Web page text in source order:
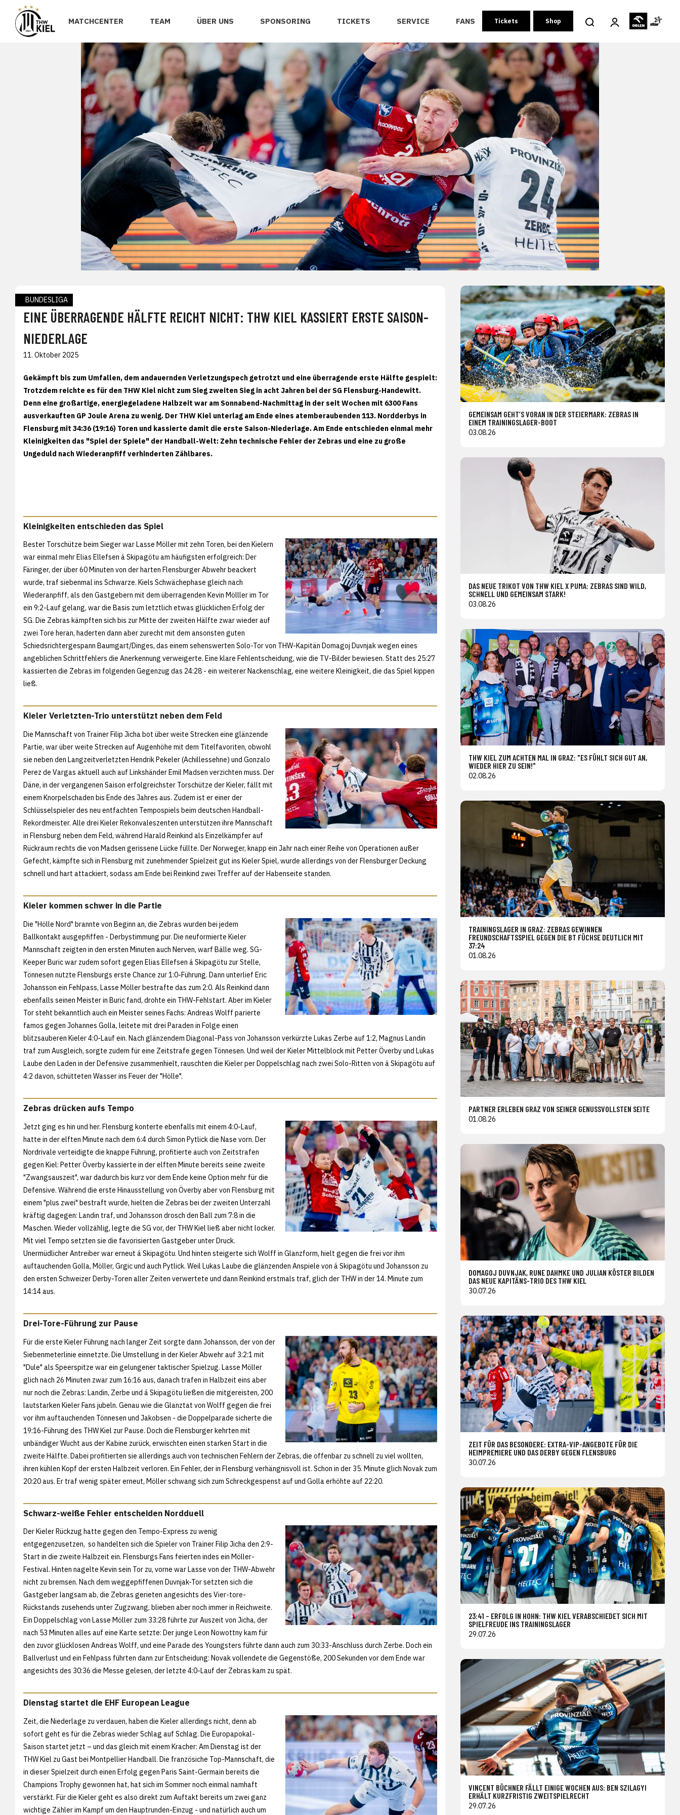
MATCHCENTER TEAM ÜBER UNS SPONSORING TICKETS SERVICE FANS Tickets Shop
BUNDESLIGA
EINE ÜBERRAGENDE HÄLFTE REICHT NICHT: THW KIEL KASSIERT ERSTE SAISON-
NIEDERLAGE
11. Oktober 2025
Gekämpft bis zum Umfallen, dem andauernden Verletzungspech getrotzt und eine überragende erste Hälfte gespielt:
Trotzdem reichte es für den THW Kiel nicht zum Sieg zweiten Sieg in acht Jahren bei der SG Flensburg-Handewitt.
Denn eine großartige, energiegeladene Halbzeit war am Sonnabend-Nachmittag in der seit Wochen mit 6300 Fans
ausverkauften GP Joule Arena zu wenig. Der THW Kiel unterlag am Ende eines atemberaubenden 113. Nordderbys in
Flensburg mit 34:36 (19:16) Toren und kassierte damit die erste Saison-Niederlage. Am Ende entschieden einmal mehr
Kleinigkeiten das "Spiel der Spiele" der Handball-Welt: Zehn technische Fehler der Zebras und eine zu große
Ungeduld nach Wiederanpfiff verhinderten Zählbares.
Kleinigkeiten entschieden das Spiel
Bester Torschütze beim Sieger war Lasse Möller mit zehn Toren, bei den Kielern
war einmal mehr Elias Ellefsen á Skipagötu am häufigsten erfolgreich: Der
Färinger, der über 60 Minuten von der harten Flensburger Abwehr beackert
wurde, traf siebenmal ins Schwarze. Kiels Schwächephase gleich nach
Wiederanpfiff, als den Gastgebern mit dem überragenden Kevin Mölller im Tor
ein 9:2-Lauf gelang, war die Basis zum letztlich etwas glücklichen Erfolg der
SG. Die Zebras kämpften sich bis zur Mitte der zweiten Hälfte zwar wieder auf
zwei Tore heran, haderten dann aber zurecht mit dem ansonsten guten
Schiedsrichtergespann Baumgart/Dinges, das einem sehenswerten Solo-Tor von THW-Kapitän Domagoj Duvnjak wegen eines
angeblichen Schrittfehlers die Anerkennung verweigerte. Eine klare Fehlentscheidung, wie die TV-Bilder bewiesen. Statt des 25:27
kassierten die Zebras im folgenden Gegenzug das 24:28 - ein weiterer Nackenschlag, eine weitere Kleinigkeit, die das Spiel kippen
ließ.
Kieler Verletzten-Trio unterstützt neben dem Feld
Die Mannschaft von Trainer Filip Jicha bot über weite Strecken eine glänzende
Partie, war über weite Strecken auf Augenhöhe mit dem Titelfavoriten, obwohl
sie neben den Langzeitverletzten Hendrik Pekeler (Achillessehne) und Gonzalo
Perez de Vargas aktuell auch auf Linkshänder Emil Madsen verzichten muss. Der
Däne, in der vergangenen Saison erfolgreichster Torschütze der Kieler, fällt mit
einem Knorpelschaden bis Ende des Jahres aus. Zudem ist er einer der
Schlüsselspieler des neu entfachten Tempospiels beim deutschen Handball-
Rekordmeister. Alle drei Kieler Rekonvaleszenten unterstützen ihre Mannschaft
in Flensburg neben dem Feld, während Harald Reinkind als Einzelkämpfer auf
Rückraum rechts die von Madsen gerissene Lücke füllte. Der Norweger, knapp ein Jahr nach einer Reihe von Operationen außer
Gefecht, kämpfte sich in Flensburg mit zunehmender Spielzeit gut ins Kieler Spiel, wurde allerdings von der Flensburger Deckung
schnell und hart attackiert, sodass am Ende bei Reinkind zwei Treffer auf der Habenseite standen.
Kieler kommen schwer in die Partie
Die "Hölle Nord" brannte von Beginn an, die Zebras wurden bei jedem
Ballkontakt ausgepfiffen - Derbystimmung pur. Die neuformierte Kieler
Mannschaft zeigten in den ersten Minuten auch Nerven, warf Bälle weg. SG-
Keeper Buric war zudem sofort gegen Elias Ellefsen á Skipagötu zur Stelle,
Tönnesen nutzte Flensburgs erste Chance zur 1:0-Führung. Dann unterlief Eric
Johansson ein Fehlpass, Lasse Möller bestrafte das zum 2:0. Als Reinkind dann
ebenfalls seinen Meister in Buric fand, drohte ein THW-Fehlstart. Aber im Kieler
Tor steht bekanntlich auch ein Meister seines Fachs: Andreas Wolff parierte
famos gegen Johannes Golla, leitete mit drei Paraden in Folge einen
blitzsauberen Kieler 4:0-Lauf ein. Nach glänzendem Diagonal-Pass von Johansson verkürzte Lukas Zerbe auf 1:2, Magnus Landin
traf zum Ausgleich, sorgte zudem für eine Zeitstrafe gegen Tönnesen. Und weil der Kieler Mittelblock mit Petter Överby und Lukas
Laube den Laden in der Defensive zusammenhielt, rauschten die Kieler per Doppelschlag nach zwei Solo-Ritten von á Skipagötu auf
4:2 davon, schütteten Wasser ins Feuer der "Hölle".
Zebras drücken aufs Tempo
Jetzt ging es hin und her. Flensburg konterte ebenfalls mit einem 4:0-Lauf,
hatte in der elften Minute nach dem 6:4 durch Simon Pytlick die Nase vorn. Der
Nordrivale verteidigte die knappe Führung, profitierte auch von Zeitstrafen
gegen Kiel: Petter Överby kassierte in der elften Minute bereits seine zweite
"Zwangsauszeit", war dadurch bis kurz vor dem Ende keine Option mehr für die
Defensive. Während die erste Hinausstellung von Överby aber von Flensburg mit
einem "plus zwei" bestraft wurde, hielten die Zebras bei der zweiten Unterzahl
kräftig dagegen: Landin traf, und Johansson drosch den Ball zum 7:8 in die
Maschen. Wieder vollzählig, legte die SG vor, der THW Kiel ließ aber nicht locker.
Mit viel Tempo setzten sie die favorisierten Gastgeber unter Druck.
Unermüdlicher Antreiber war erneut á Skipagötu. Und hinten steigerte sich Wolff in Glanzform, hielt gegen die frei vor ihm
auftauchenden Golla, Möller, Grgic und auch Pytlick. Weil Lukas Laube die glänzenden Anspiele von á Skipagötu und Johansson zu
den ersten Schweizer Derby-Toren aller Zeiten verwertete und dann Reinkind erstmals traf, glich der THW in der 14. Minute zum
14:14 aus.
Drei-Tore-Führung zur Pause
Für die erste Kieler Führung nach langer Zeit sorgte dann Johansson, der von der
Siebenmeterlinie einnetzte. Die Umstellung in der Kieler Abwehr auf 3:2:1 mit
"Dule" als Speerspitze war ein gelungener taktischer Spielzug. Lasse Möller
glich nach 26 Minuten zwar zum 16:16 aus, danach trafen in Halbzeit eins aber
nur noch die Zebras: Landin, Zerbe und á Skipagötu ließen die mitgereisten, 200
lautstarken Kieler Fans jubeln. Genau wie die Glanztat von Wolff gegen die frei
vor ihm auftauchenden Tönnesen und Jakobsen - die Doppelparade sicherte die
19:16-Führung des THW Kiel zur Pause. Doch die Flensburger kehrten mit
unbändiger Wucht aus der Kabine zurück, erwischten einen starken Start in die
zweite Hälfte. Dabei profitierten sie allerdings auch von technischen Fehlern der Zebras, die offenbar zu schnell zu viel wollten,
ihren kühlen Kopf der ersten Halbzeit verloren. Ein Fehler, der in Flensburg verhängnisvoll ist. Schon in der 35. Minute glich Novak zum
20:20 aus. Er traf wenig später erneut, Möller schwang sich zum Schreckgespenst auf und Golla erhöhte auf 22:20.
Schwarz-weiße Fehler entscheiden Nordduell
Der Kieler Rückzug hatte gegen den Tempo-Express zu wenig
entgegenzusetzen, so handelten sich die Spieler von Trainer Filip Jicha den 2:9-
Start in die zweite Halbzeit ein. Flensburgs Fans feierten indes ein Möller-
Festival. Hinten nagelte Kevin sein Tor zu, vorne war Lasse von der THW-Abwehr
nicht zu bremsen. Nach dem weggepfiffenen Duvnjak-Tor setzten sich die
Gastgeber langsam ab, die Zebras gerieten angesichts des Vier-tore-
Rückstands zusehends unter Zugzwang, blieben aber noch immer in Reichweite.
Ein Doppelschlag von Lasse Möller zum 33:28 führte zur Auszeit von Jicha, der
nach 53 Minuten alles auf eine Karte setzte: Der junge Leon Nowottny kam für
den zuvor glücklosen Andreas Wolff, und eine Parade des Youngsters führte dann auch zum 30:33-Anschluss durch Zerbe. Doch ein
Ballverlust und ein Fehlpass führten dann zur Entscheidung: Novak vollendete die Gegenstöße, 200 Sekunden vor dem Ende war
angesichts des 30:36 die Messe gelesen, der letzte 4:0-Lauf der Zebras kam zu spät.
Dienstag startet die EHF European League
Zeit, die Niederlage zu verdauen, haben die Kieler allerdings nicht, denn ab
sofort geht es für die Zebras wieder Schlag auf Schlag. Die Europapokal-
Saison startet jetzt – und das gleich mit einem Kracher: Am Dienstag ist der
THW Kiel zu Gast bei Montpellier Handball. Die französiche Top-Mannschaft, die
in dieser Spielzeit durch einen Erfolg gegen Paris Saint-Germain bereits die
Champions Trophy gewonnen hat, hat sich im Sommer noch einmal namhaft
verstärkt. Für die Kieler geht es also direkt zum Auftakt bereits um zwei ganz
wichtige Zähler im Kampf um den Hauptrunden-Einzug - und natürlich auch um
GEMEINSAM GEHT’S VORAN IN DER STEIERMARK: ZEBRAS IN
EINEM TRAININGSLAGER-BOOT
03.08.26
DAS NEUE TRIKOT VON THW KIEL X PUMA: ZEBRAS SIND WILD,
SCHNELL UND GEMEINSAM STARK!
03.08.26
THW KIEL ZUM ACHTEN MAL IN GRAZ: "ES FÜHLT SICH GUT AN,
WIEDER HIER ZU SEIN!"
02.08.26
TRAININGSLAGER IN GRAZ: ZEBRAS GEWINNEN
FREUNDSCHAFTSSPIEL GEGEN DIE BT FÜCHSE DEUTLICH MIT
37:24
01.08.26
PARTNER ERLEBEN GRAZ VON SEINER GENUSSVOLLSTEN SEITE
01.08.26
DOMAGOJ DUVNJAK, RUNE DAHMKE UND JULIAN KÖSTER BILDEN
DAS NEUE KAPITÄNS-TRIO DES THW KIEL
30.07.26
ZEIT FÜR DAS BESONDERE: EXTRA-VIP-ANGEBOTE FÜR DIE
HEIMPREMIERE UND DAS DERBY GEGEN FLENSBURG
30.07.26
23:41 – ERFOLG IN HOHN: THW KIEL VERABSCHIEDET SICH MIT
SPIELFREUDE INS TRAININGSLAGER
29.07.26
VINCENT BÜCHNER FÄLLT EINIGE WOCHEN AUS: BEN SZILAGYI
ERHÄLT KURZFRISTIG ZWEITSPIELRECHT
29.07.26